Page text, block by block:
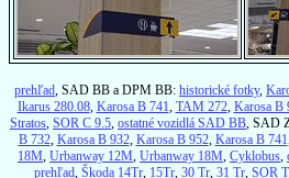
prehľad, SAD BB a DPM BB: historické fotky,
Ikarus 280.08, Karosa B 741, TAM 272, Karosa B
Stratos, SOR C 9.5, ostatné vozidlá SAD BB, SAD
B 732, Karosa B 932, Karosa B 952, Karosa B 741
18M, Urbanway 12M, Urbanway 18M, Cyklobus,
prehľad, Škoda 14Tr, 15Tr, 30 Tr, 31 Tr, SOR